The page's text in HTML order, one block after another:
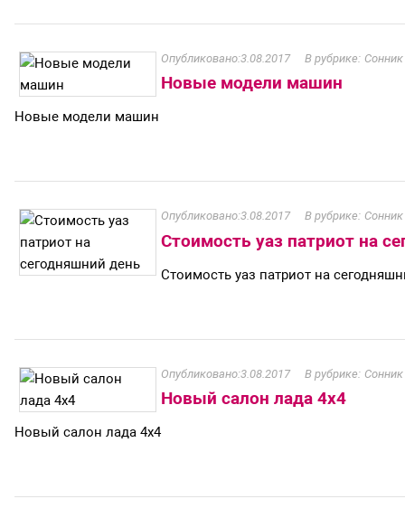
3.08.2017 Сонник
Новые модели машин
Новые модели машин
3.08.2017 Сонник
Стоимость уаз патриот на
Стоимость уаз патриот на
3.08.2017 Сонник
Новый салон лада 4х4
Новый салон лада 4х4